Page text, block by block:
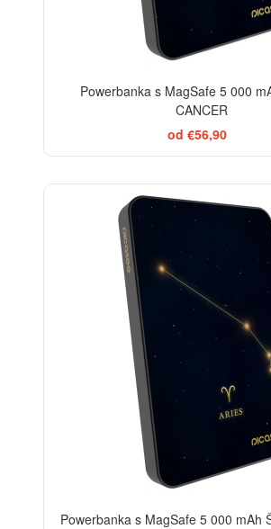
Powerbanka s MagSafe 5 000
CANCER
od €56,90
Powerbanka s MagSafe 5 000 mAh